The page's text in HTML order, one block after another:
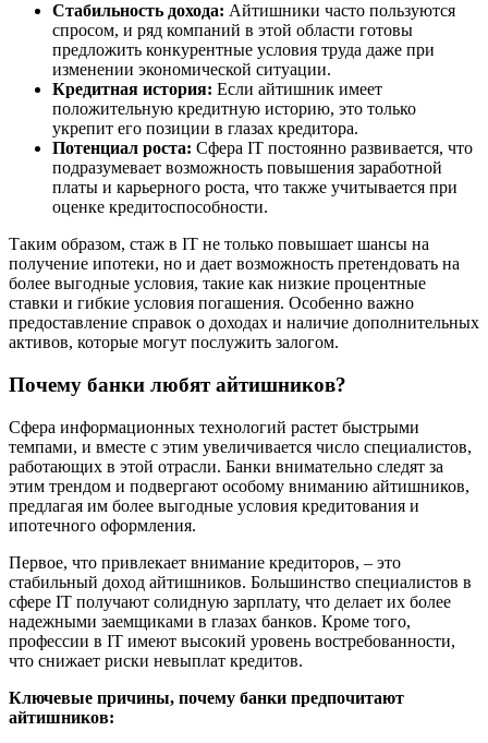
Стабильность дохода: Айтишники часто пользуются
спросом, и ряд компаний в этой области готовы
предложить конкурентные условия труда даже при
изменении экономической ситуации.
Кредитная история: Если айтишник имеет
положительную кредитную историю, это только
укрепит его позиции в глазах кредитора.
Потенциал роста: Сфера IT постоянно развивается, что
подразумевает возможность повышения заработной
платы и карьерного роста, что также учитывается при
оценке кредитоспособности.
Таким образом, стаж в IT не только повышает шансы на
получение ипотеки, но и дает возможность претендовать на
более выгодные условия, такие как низкие процентные
ставки и гибкие условия погашения. Особенно важно
предоставление справок о доходах и наличие дополнительных
активов, которые могут послужить залогом.
Почему банки любят айтишников?
Сфера информационных технологий растет быстрыми
темпами, и вместе с этим увеличивается число специалистов,
работающих в этой отрасли. Банки внимательно следят за
этим трендом и подвергают особому вниманию айтишников,
предлагая им более выгодные условия кредитования и
ипотечного оформления.
Первое, что привлекает внимание кредиторов, – это
стабильный доход айтишников. Большинство специалистов в
сфере IT получают солидную зарплату, что делает их более
надежными заемщиками в глазах банков. Кроме того,
профессии в IT имеют высокий уровень востребованности,
что снижает риски невыплат кредитов.
Ключевые причины, почему банки предпочитают
айтишников: